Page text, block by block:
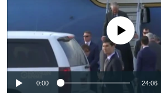
No media source
0:00 24:06